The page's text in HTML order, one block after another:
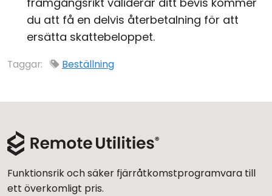
du att få en delvis återbetalning för att
ersätta skattebeloppet.
Taggar: Beställning
Funktionsrik och säker fjärråtkomstprogramvara till
ett överkomligt pris.